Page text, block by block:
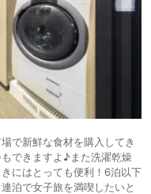
で新鮮な食材を購入してき
できますよ♪また洗濯乾燥
にはとっても便利！6泊以下
泊で女子旅を満喫したいと